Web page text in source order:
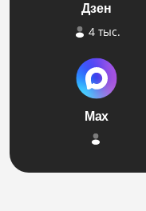
Дзен
4 тыс.
Max